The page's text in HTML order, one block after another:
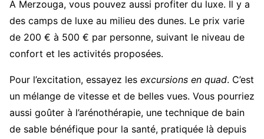
À Merzouga, vous pouvez aussi profiter du luxe. Il y a
des camps de luxe au milieu des dunes. Le prix varie
de 200 € à 500 € par personne, suivant le niveau de
confort et les activités proposées.
Pour l’excitation, essayez les excursions en quad. C’est
un mélange de vitesse et de belles vues. Vous pourriez
aussi goûter à l’arénothérapie, une technique de bain
de sable bénéfique pour la santé, pratiquée là depuis